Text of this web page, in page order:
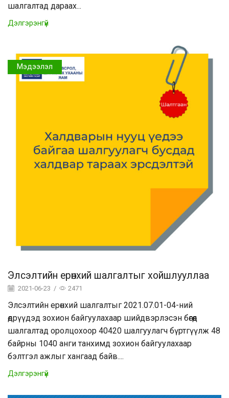
шалгалтад дараах...
Дэлгэрэнгүй
Мэдээлэл
Элсэлтийн ерөнхий шалгалтыг хойшлууллаа
2021-06-23 / 2471
Элсэлтийн ерөнхий шалгалтыг 2021.07.01-04-ний
өдрүүдэд зохион байгуулахаар шийдвэрлэсэн бөгөөд
шалгалтад оролцохоор 40420 шалгуулагч бүртгүүлж 48
байрны 1040 анги танхимд зохион байгуулахаар
бэлтгэл ажлыг хангаад байв....
Дэлгэрэнгүй